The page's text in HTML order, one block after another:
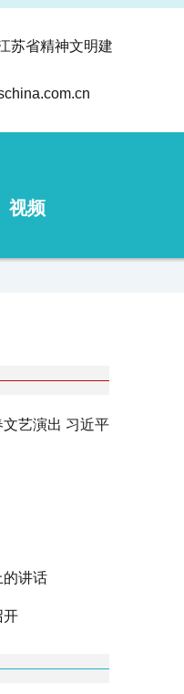
苏省精神文明建
视频
艺演出 习近平
的讲话
开